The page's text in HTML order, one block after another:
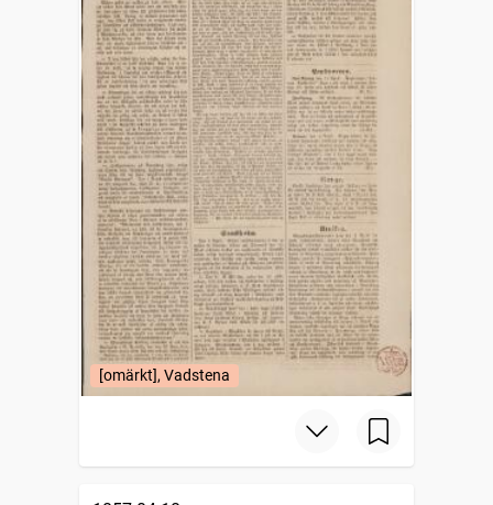
[omärkt], Vadstena